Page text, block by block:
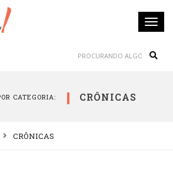
CATEGORIA: CRÔNICAS
CRÔNICAS